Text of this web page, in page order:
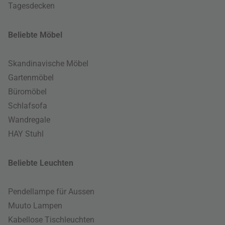
Tagesdecken
Beliebte Möbel
Skandinavische Möbel
Gartenmöbel
Büromöbel
Schlafsofa
Wandregale
HAY Stuhl
Beliebte Leuchten
Pendellampe für Aussen
Muuto Lampen
Kabellose Tischleuchten